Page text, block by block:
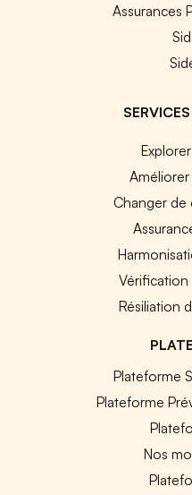
Assurances
Changer
Résiliation
Plateforme
Plateforme
Nos